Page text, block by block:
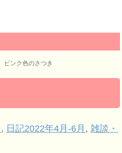
ピンク色のさつき
, 日記2022年4月-6月 ,雑談・